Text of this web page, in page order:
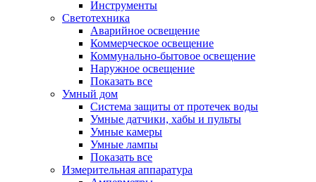
Инструменты
Светотехника
Аварийное освещение
Коммерческое освещение
Коммунально-бытовое освещение
Наружное освещение
Показать все
Умный дом
Система защиты от протечек воды
Умные датчики, хабы и пульты
Умные камеры
Умные лампы
Показать все
Измерительная аппаратура